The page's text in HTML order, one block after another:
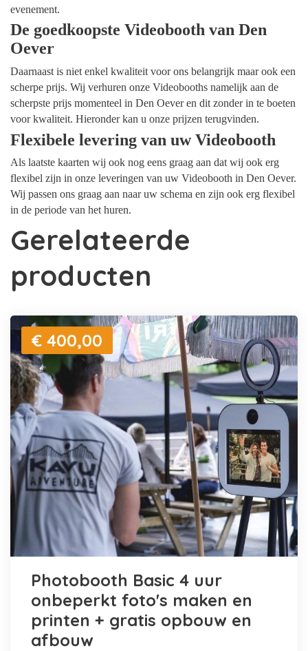
evenement.
De goedkoopste Videobooth van Den
Oever
Daarnaast is niet enkel kwaliteit voor ons belangrijk maar ook een
scherpe prijs. Wij verhuren onze Videobooths namelijk aan de
scherpste prijs momenteel in Den Oever en dit zonder in te boeten
voor kwaliteit. Hieronder kan u onze prijzen terugvinden.
Flexibele levering van uw Videobooth
Als laatste kaarten wij ook nog eens graag aan dat wij ook erg
flexibel zijn in onze leveringen van uw Videobooth in Den Oever.
Wij passen ons graag aan naar uw schema en zijn ook erg flexibel
in de periode van het huren.
Gerelateerde
producten
€ 400,00
Photobooth Basic 4 uur
onbeperkt foto's maken en
printen + gratis opbouw en
afbouw